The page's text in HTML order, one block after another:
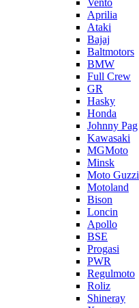
Vento
Aprilia
Ataki
Bajaj
Baltmotors
BMW
Full Crew
GR
Hasky
Honda
Johnny Pag
Kawasaki
MGMoto
Minsk
Moto Guzzi
Motoland
Bison
Loncin
Apollo
BSE
Progasi
PWR
Regulmoto
Roliz
Shineray